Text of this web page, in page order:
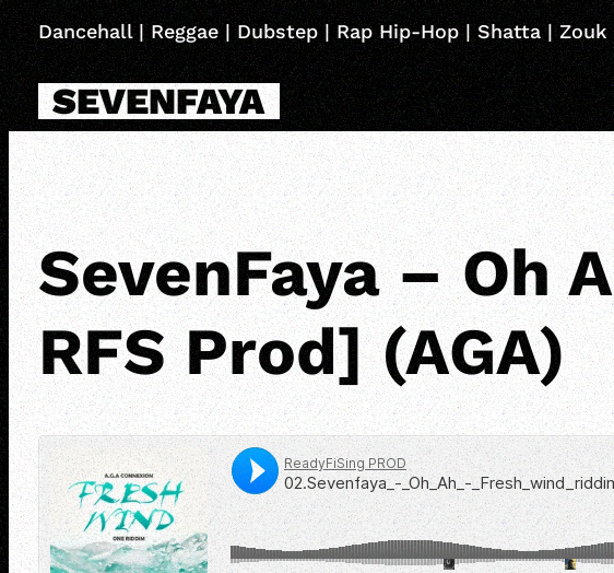
Skip
to
content
Dancehall | Reggae | Dubstep | Rap Hip-Hop | Shatta | Zouk
SEVENFAYA
SevenFaya – Oh
RFS Prod] (AGA)